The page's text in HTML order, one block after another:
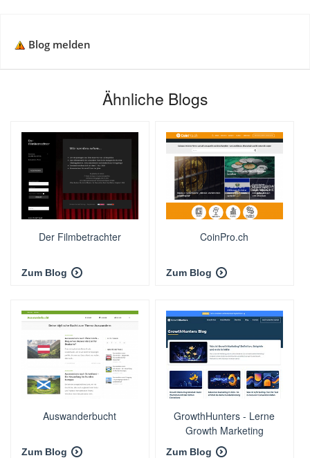
Blog melden
Ähnliche Blogs
Der Filmbetrachter
Zum Blog
CoinPro.ch
Zum Blog
Auswanderbucht
Zum Blog
GrowthHunters - Lerne
Growth Marketing
Zum Blog